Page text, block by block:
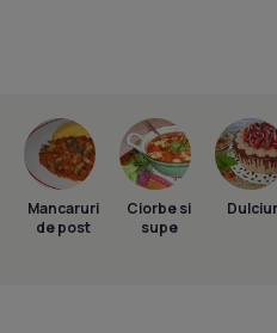
Mancaruri
de post
Ciorbe si
supe